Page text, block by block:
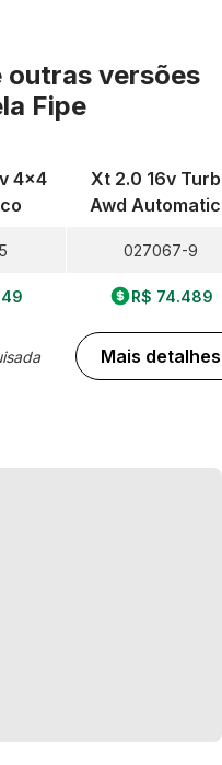
outras versões
Fipe
4x4
Xt 2.0 16v
Awd
027067-9
R$ 74.489
Mais detalhes